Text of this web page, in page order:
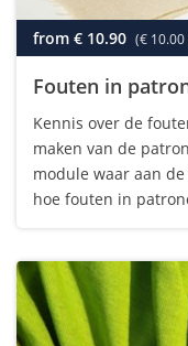
from € 10.90 (€ 10.00
Fouten in
Kennis over de
maken van de
module waar aan
hoe fouten in